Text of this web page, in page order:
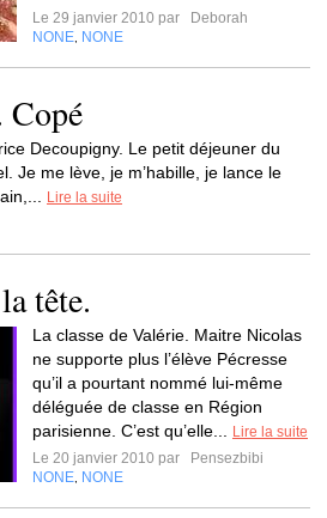
Le 29 janvier 2010 par
Deborah
NONE NONE
Copé
Decoupigny. Le petit déjeuner du
Je me lève, je m’habille, je lance le
Lire la suite
tête.
La classe de Valérie. Maitre Nicolas
ne supporte plus l’élève Pécresse
qu’il a pourtant nommé lui-même
déléguée de classe en Région
parisienne. C’est qu’elle...
Lire la suite
Le 20 janvier 2010 par
Pensezbibi
NONE NONE